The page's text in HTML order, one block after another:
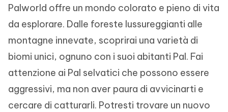
Palworld offre un mondo colorato e pieno di vita
da esplorare. Dalle foreste lussureggianti alle
montagne innevate, scoprirai una varietà di
biomi unici, ognuno con i suoi abitanti Pal. Fai
attenzione ai Pal selvatici che possono essere
aggressivi, ma non aver paura di avvicinarti e
cercare di catturarli. Potresti trovare un nuovo